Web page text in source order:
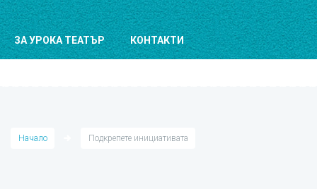
ЗА УРОКА ТЕАТЪР КОНТАКТИ
Начало Подкрепете инициативата